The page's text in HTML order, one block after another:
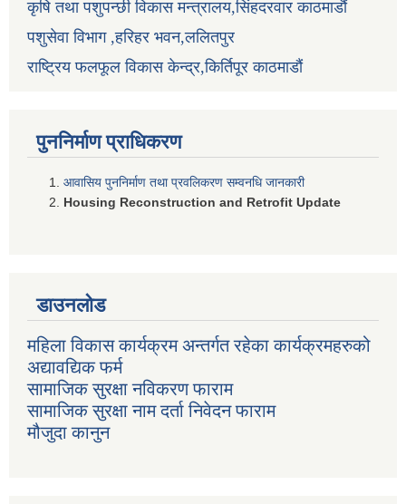
कृषि तथा पशुपन्छी विकास मन्त्रालय,सिंहदरवार काठमाडौं
पशुसेवा विभाग ,हरिहर भवन,ललितपुर
राष्ट्रिय फलफूल विकास केन्द्र,किर्तिपूर काठमाडौं
पुननिर्माण प्राधिकरण
आवासिय पुननिर्माण तथा प्रवलिकरण सम्वनधि जानकारी
Housing Reconstruction and Retrofit Update
डाउनलोड
महिला विकास कार्यक्रम अन्तर्गत रहेका कार्यक्रमहरुको
अद्यावद्यिक फर्म
सामाजिक सुरक्षा नविकरण फाराम
सामाजिक सुरक्षा नाम दर्ता निवेदन फाराम
मौजुदा कानुन